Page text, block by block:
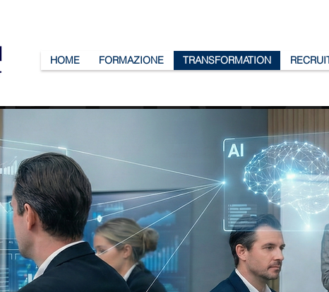
HOME FORMAZIONE TRANSFORMATION